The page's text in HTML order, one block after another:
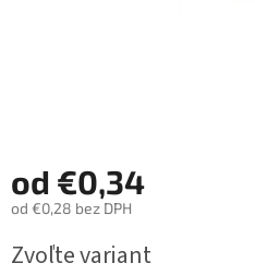
od €0,34
od €0,28 bez DPH
cena:
Zvoľte variant